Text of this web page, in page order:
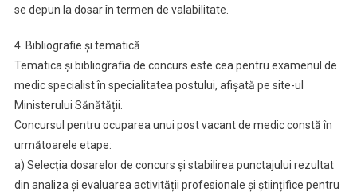
se depun la dosar în termen de valabilitate.
4. Bibliografie și tematică
Tematica și bibliografia de concurs este cea pentru examenul de
medic specialist în specialitatea postului, afișată pe site-ul
Ministerului Sănătății.
Concursul pentru ocuparea unui post vacant de medic constă în
următoarele etape:
a) Selecția dosarelor de concurs și stabilirea punctajului rezultat
din analiza și evaluarea activității profesionale și științifice pentru